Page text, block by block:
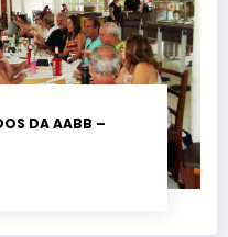
DA AABB –